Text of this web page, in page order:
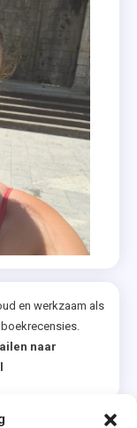
en werkzaam als
naar